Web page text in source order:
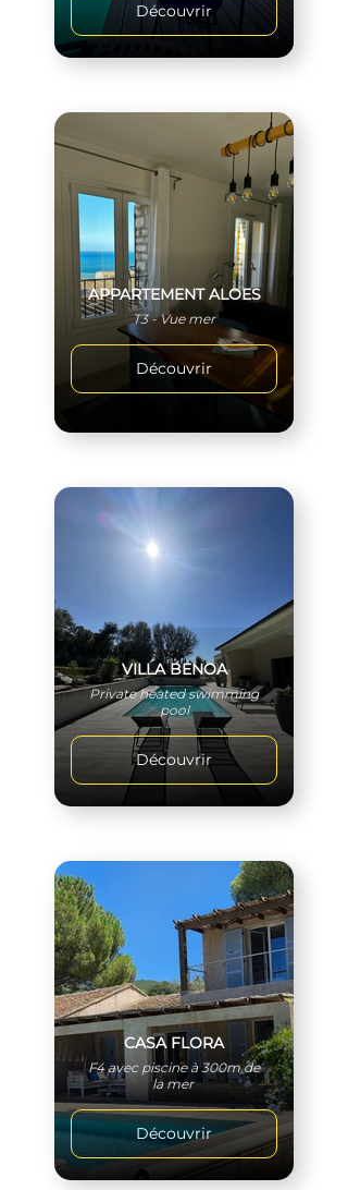
Découvrir
APPARTEMENT ALOES
T3 - Vue mer
Découvrir
VILLA BENOA
Private heated swimming
pool
Découvrir
CASA FLORA
F4 avec piscine à 300m de
la mer
Découvrir